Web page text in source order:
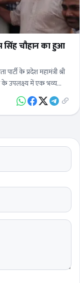
सिंह चौहान का हुआ
के प्रदेश महामंत्री श्री
के उपलक्ष्य में एक भव्य…